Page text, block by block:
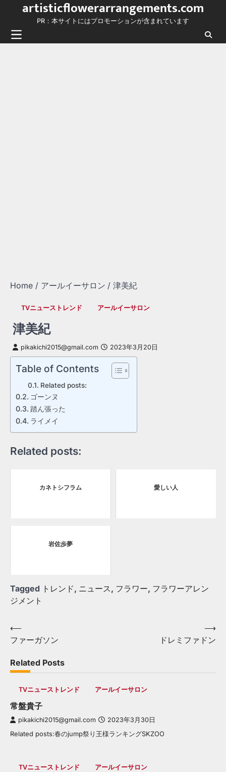
content
artisticflowerarrangements.com
PR：本サイトにはプロモーションが含まれています
Home アールイーサロン 津美紀
TVニューストレンド アールイーサロン
津美紀
pikakichi2015@gmail.com 2023年3月20日
Table of Contents
Related posts:
ゴーンヌ
踏ん張った
ライメイ
Related posts:
カネトシフラム 愛しい人
岩佐歩夢
Tagged トレンド, ニュース, フラワー, フラワーアレン
ジメント
Post
navigation
⟵
ファーガソン
ドレミファドン
⟶
Related Posts
TVニューストレンド アールイーサロン
常盤貴子
pikakichi2015@gmail.com 2023年3月30日
Related posts:春のjump祭り王様ランキングSKZOO
TVニューストレンド アールイーサロン